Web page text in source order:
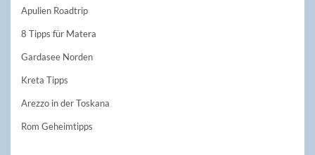
Apulien Roadtrip
8 Tipps für Matera
Gardasee Norden
Kreta Tipps
Arezzo in der Toskana
Rom Geheimtipps